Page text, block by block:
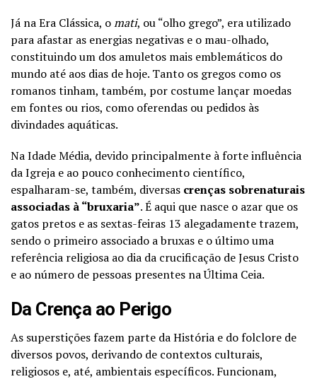
Já na Era Clássica, omati, ou “olho grego”, era utilizado
para afastar as energias negativas e o mau-olhado,
constituindo um dos amuletos mais emblemáticos do
mundo até aos dias de hoje. Tanto os gregos como os
romanos tinham, também, por costume lançar moedas
em fontes ou rios, como oferendas ou pedidos às
divindades aquáticas.
Na Idade Média, devido principalmente à forte influência
da Igreja e ao pouco conhecimento científico,
espalharam-se, também, diversas crenças sobrenaturais
associadas à “bruxaria”. É aqui que nasce o azar que os
gatos pretos e as sextas-feiras 13 alegadamente trazem,
sendo o primeiro associado a bruxas e o último uma
referência religiosa ao dia da crucificação de Jesus Cristo
e ao número de pessoas presentes na Última Ceia.
Da Crença ao Perigo
As superstições fazem parte da História e do folclore de
diversos povos, derivando de contextos culturais,
religiosos e, até, ambientais específicos. Funcionam,